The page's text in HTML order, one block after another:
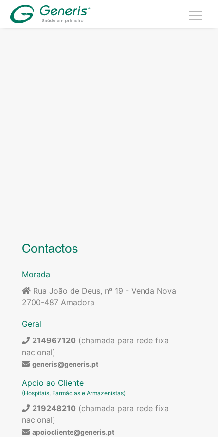
Contactos
Morada
Rua João de Deus, nº 19 - Venda Nova
2700-487 Amadora
Geral
214967120 (chamada para rede fixa
nacional)
generis@generis.pt
Apoio ao Cliente
(Hospitais, Farmácias e Armazenistas)
219248210 (chamada para rede fixa
nacional)
apoiocliente@generis.pt